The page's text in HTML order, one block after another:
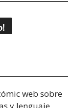
web sobre
y lenguaje